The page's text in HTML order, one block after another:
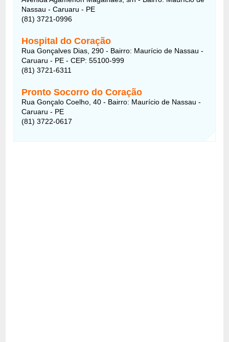
Nassau - Caruaru - PE
(81) 3721-0996
Hospital do Coração
Rua Gonçalves Dias, 290 - Bairro: Maurício de Nassau -
Caruaru - PE - CEP: 55100-999
(81) 3721-6311
Pronto Socorro do Coração
Rua Gonçalo Coelho, 40 - Bairro: Maurício de Nassau -
Caruaru - PE
(81) 3722-0617